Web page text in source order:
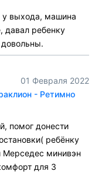
у выхода, машина
давал ребенку
01 Февраля 2022
- Ретимно
помог донести
ребёнку
Мерседес минивэн
для 3